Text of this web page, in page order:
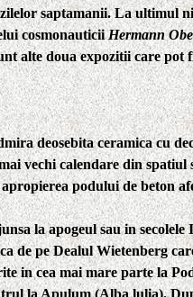
saptamanii. La ultimul
cosmonauticiiHermann
alte doua expozitii care pot
deosebita ceramica cu
vechi calendare din
podului de beton
la apogeul sau in
de pe Dealul Wietenberg
in cea mai mare parte la
la Apulum (Alba lulia).